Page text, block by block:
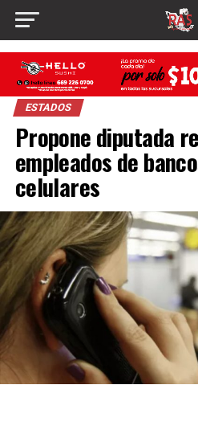
ESTADOS
Propone diputada
empleados de
celulares